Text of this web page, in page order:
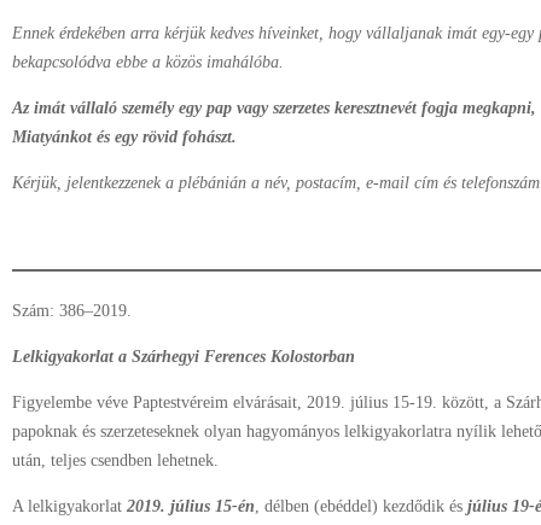
Ennek érdekében arra kérjük kedves híveinket, hogy vállaljanak imát egy-egy
bekapcsolódva ebbe a közös imahálóba.
Az imát vállaló személy egy pap vagy szerzetes keresztnevét fogja
Miatyánkot és egy rövid fohászt.
Kérjük, jelentkezzenek a plébánián a név, postacím, e-mail cím és
Szám: 386–2019.
Lelkigyakorlat a Szárhegyi Ferences Kolostorban
Figyelembe véve Paptestvéreim elvárásait, 2019. július 15-19. között, a
papoknak és szerzeteseknek olyan hagyományos lelkigyakorlatra nyílik
után, teljes csendben lehetnek.
A lelkigyakorlat 2019. július 15-én, délben (ebéddel) kezdődik és július 19-